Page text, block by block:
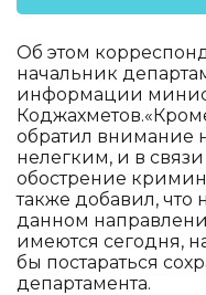
Об этом
начальник
информации
обратил внимание
нелегким, и в
обострение
также добавил, что
данном
имеются сегодня,
бы постараться
департамента.